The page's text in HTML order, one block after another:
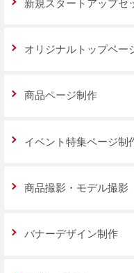
新規スタートアップセ
オリジナルトップペー
商品ページ制作
イベント特集ページ制
商品撮影・モデル撮影
バナーデザイン制作